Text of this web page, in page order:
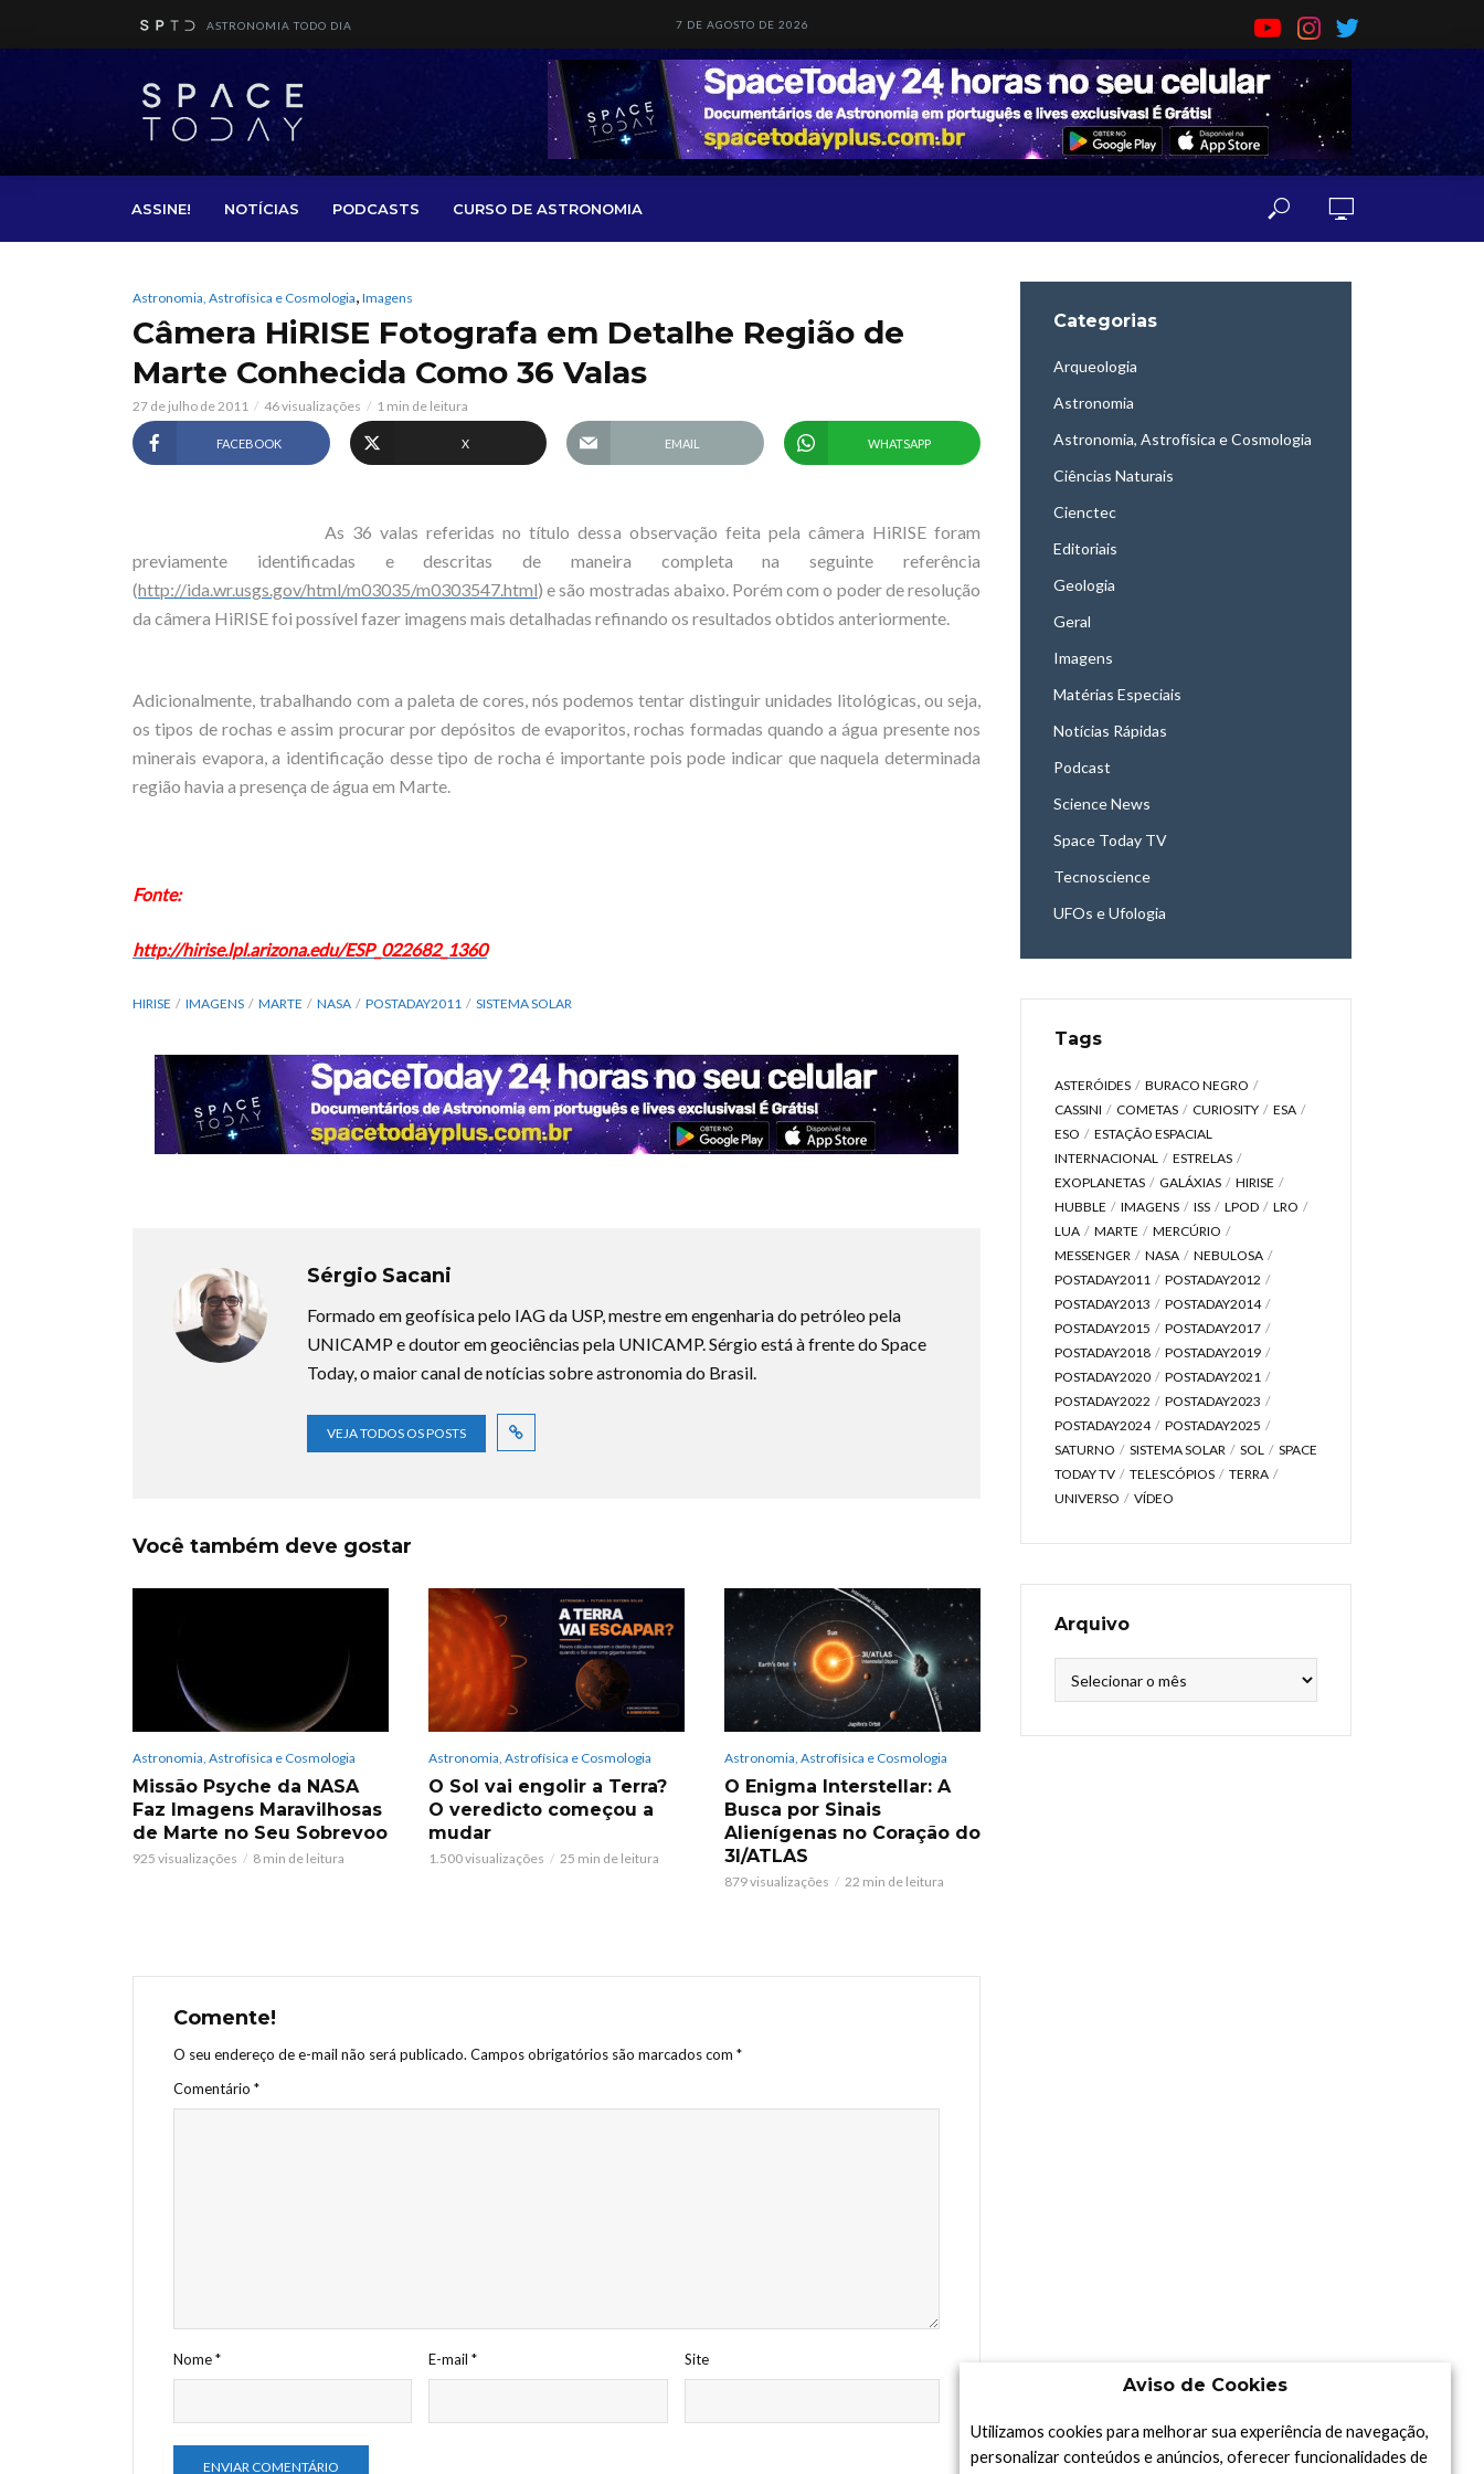
ASTRONOMIA TODO DIA 7 DE AGOSTO DE 2026
ASSINE! NOTÍCIAS PODCASTS CURSO DE ASTRONOMIA
Astronomia, Astrofísica e Cosmologia, Imagens
Câmera HiRISE Fotografa em Detalhe Região de
Marte Conhecida Como 36 Valas
27 de julho de 2011 46 visualizações 1 min de leitura
FACEBOOK X EMAIL WHATSAPP
As 36 valas referidas no título dessa observação feita pela câmera HiRISE foram
previamente identificadas e descritas de maneira completa na seguinte referência
(http://ida.wr.usgs.gov/html/m03035/m0303547.html) e são mostradas abaixo. Porém com o poder de resolução
da câmera HiRISE foi possível fazer imagens mais detalhadas refinando os resultados obtidos anteriormente.
Adicionalmente, trabalhando com a paleta de cores, nós podemos tentar distinguir unidades litológicas, ou seja,
os tipos de rochas e assim procurar por depósitos de evaporitos, rochas formadas quando a água presente nos
minerais evapora, a identificação desse tipo de rocha é importante pois pode indicar que naquela determinada
região havia a presença de água em Marte.
Fonte:
http://hirise.lpl.arizona.edu/ESP_022682_1360
HIRISE IMAGENS MARTE NASA POSTADAY2011 SISTEMA SOLAR
Sérgio Sacani
Formado em geofísica pelo IAG da USP, mestre em engenharia do petróleo pela
UNICAMP e doutor em geociências pela UNICAMP. Sérgio está à frente do Space
Today, o maior canal de notícias sobre astronomia do Brasil.
VEJA TODOS OS POSTS
Você também deve gostar
Astronomia, Astrofísica e Cosmologia
Missão Psyche da NASA
Faz Imagens Maravilhosas
de Marte no Seu Sobrevoo
925 visualizações 8 min de leitura
Astronomia, Astrofísica e Cosmologia
O Sol vai engolir a Terra?
O veredicto começou a
mudar
1.500 visualizações 25 min de leitura
Astronomia, Astrofísica e Cosmologia
O Enigma Interstellar: A
Busca por Sinais
Alienígenas no Coração do
3I/ATLAS
879 visualizações 22 min de leitura
Comente!
O seu endereço de e-mail não será publicado. Campos obrigatórios são marcados com *
Comentário *
Nome* E-mail* Site
Categorias
Arqueologia
Astronomia
Astronomia, Astrofísica e Cosmologia
Ciências Naturais
Cienctec
Editoriais
Geologia
Geral
Imagens
Matérias Especiais
Notícias Rápidas
Podcast
Science News
Space Today TV
Tecnoscience
UFOs e Ufologia
Tags
ASTERÓIDES
BURACO NEGRO
CASSINI
COMETAS CURIOSITY
ESA
ESO
ESTAÇÃO ESPACIAL
INTERNACIONAL
ESTRELAS
EXOPLANETAS
GALÁXIAS
HIRISE
HUBBLE
IMAGENS ISS LPOD
LRO
LUA
MARTE
MERCÚRIO
MESSENGER
NASA
NEBULOSA
POSTADAY2011
POSTADAY2012
POSTADAY2013
POSTADAY2014
POSTADAY2015
POSTADAY2017
POSTADAY2018
POSTADAY2019
POSTADAY2020
POSTADAY2021
POSTADAY2022
POSTADAY2023
POSTADAY2024
POSTADAY2025
SATURNO
SISTEMA SOLAR SOL
SPACE
TODAY TV
TELESCÓPIOS
TERRA
UNIVERSO
VÍDEO
Arquivo
Aviso de Cookies
Utilizamos cookies para melhorar sua experiência de navegação,
personalizar conteúdos e anúncios, oferecer funcionalidades de